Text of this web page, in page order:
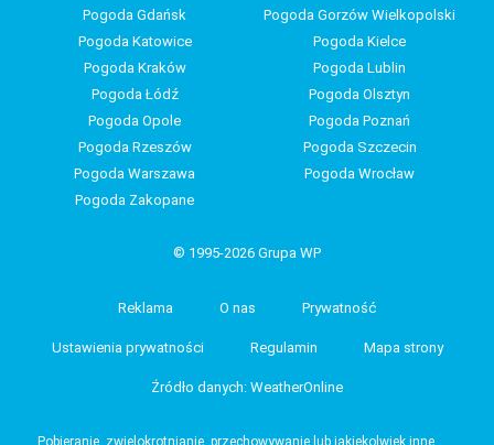
Pogoda Gdańsk
Pogoda Gorzów Wielkopolski
Pogoda Katowice
Pogoda Kielce
Pogoda Kraków
Pogoda Lublin
Pogoda Łódź
Pogoda Olsztyn
Pogoda Opole
Pogoda Poznań
Pogoda Rzeszów
Pogoda Szczecin
Pogoda Warszawa
Pogoda Wrocław
Pogoda Zakopane
© 1995-2026 Grupa WP
Reklama O nas Prywatność
Ustawienia prywatności Regulamin Mapa strony
Źródło danych: WeatherOnline
Pobieranie, zwielokrotnianie, przechowywanie lub jakiekolwiek inne